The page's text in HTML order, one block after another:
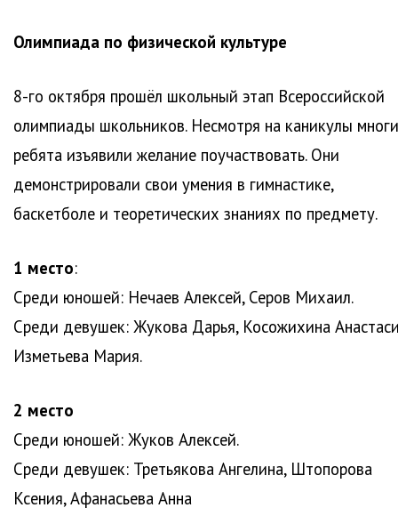
Олимпиада по физической культуре
8-го октября прошёл школьный этап Всероссийской
олимпиады школьников. Несмотря на каникулы
ребята изъявили желание поучаствовать. Они
демонстрировали свои умения в гимнастике,
баскетболе и теоретических знаниях по предмету.
1 место:
Среди юношей: Нечаев Алексей, Серов Михаил.
Среди девушек: Жукова Дарья, Косожихина
Изметьева Мария.
2 место
Среди юношей: Жуков Алексей.
Среди девушек: Третьякова Ангелина, Штопорова
Ксения, Афанасьева Анна